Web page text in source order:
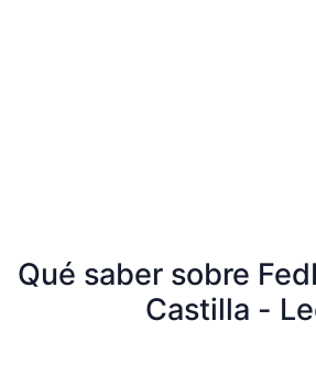
Qué saber sobre
Castilla -